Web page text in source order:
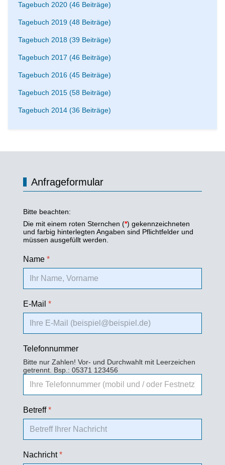
Tagebuch 2020 (46 Beiträge)
Tagebuch 2019 (48 Beiträge)
Tagebuch 2018 (39 Beiträge)
Tagebuch 2017 (46 Beiträge)
Tagebuch 2016 (45 Beiträge)
Tagebuch 2015 (58 Beiträge)
Tagebuch 2014 (36 Beiträge)
Anfrageformular
Bitte beachten:
Die mit einem roten Sternchen (*) gekennzeichneten
und farbig hinterlegten Angaben sind Pflichtfelder und
müssen ausgefüllt werden.
Name*
E-Mail*
Telefonnummer
Bitte nur Zahlen! Vor- und Durchwahlt mit Leerzeichen
getrennt. Bsp.: 05371 123456
Betreff*
Nachricht*